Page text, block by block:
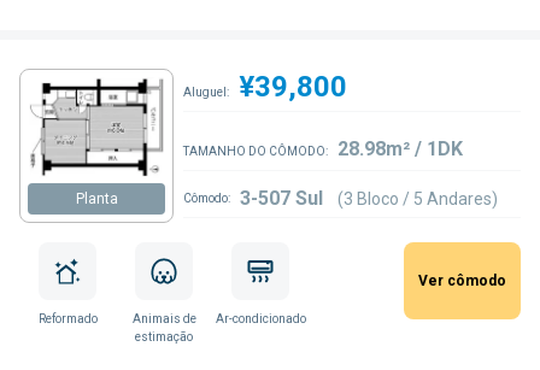
Planta
Aluguel: ¥39,800
TAMANHO DO CÔMODO: 28.98m² / 1DK
Cômodo: 3-507 Sul (3 Bloco / 5 Andares)
Reformado
Animais de
estimação
Ar-condicionado
Ver cômodo